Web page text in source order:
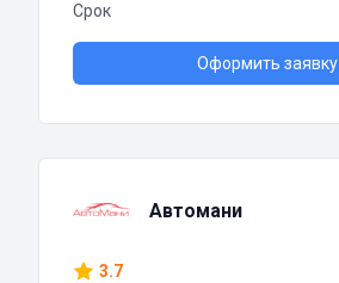
Срок
Оформить заявку
Автомани
3.7